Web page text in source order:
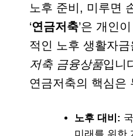
노후 준비, 미루면
‘연금저축’은 개인
적인 노후 생활자
저축 금융상품입니
연금저축의 핵심은
노후 대비:
미래를 위한